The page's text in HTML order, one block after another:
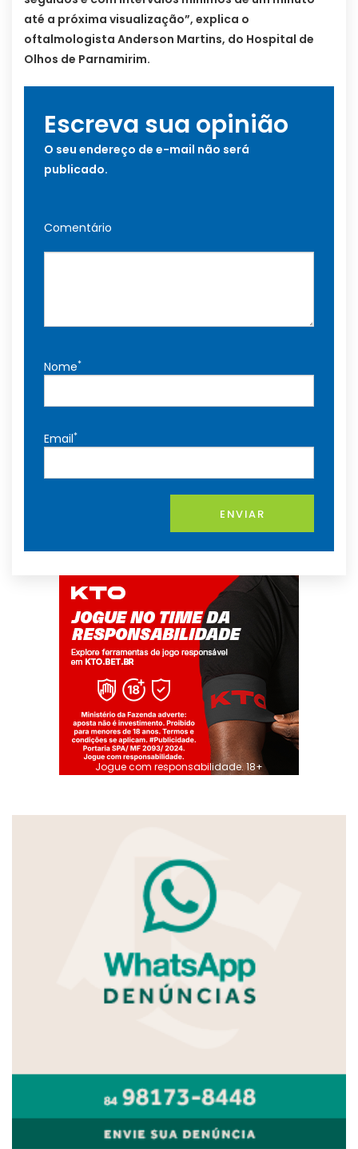
até a próxima visualização”, explica o
oftalmologista Anderson Martins, do Hospital de
Olhos de Parnamirim.
Escreva sua opinião
O seu endereço de e-mail não será
publicado.
Comentário
Nome*
Email*
ENVIAR
Jogue com responsabilidade. 18+